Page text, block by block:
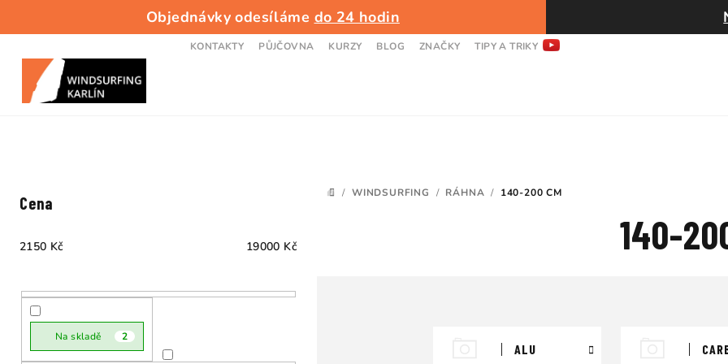
Objednávky odesíláme do 24 hodin
KONTAKTY PŮJČOVNA KURZY BLOG ZNAČKY TIPY A TRIKY
DOMŮ
/ WINDSURFING / RÁHNA / 140-200 CM
Cena
2150 Kč 19000 Kč
Na skladě 2
140-
ALU